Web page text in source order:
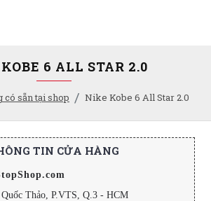
có sẵn tại shop Nike Kobe 6 All Star 2.0
6 ALL STAR 2.0
TIN CỬA HÀNG
Thảo, P.VTS, Q.3 - HCM